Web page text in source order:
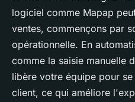
logiciel comme Mapap
ventes, commençons par
opérationnelle. En
comme la saisie manuelle
libère votre équipe pour
client, ce qui améliore